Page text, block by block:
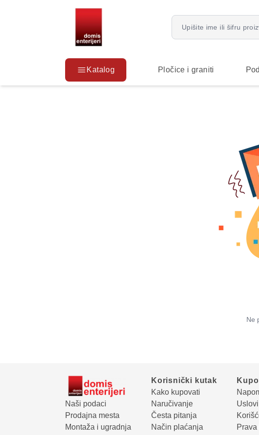
Katalog Pločice i graniti
Ne
Naši podaci
Prodajna mesta
Montaža i ugradnja
Korisnički kutak
Kako kupovati
Naručivanje
Česta pitanja
Način plaćanja